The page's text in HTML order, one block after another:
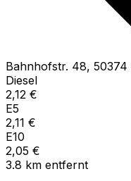
Bahnhofstr. 48, 50374
Diesel
2,12 €
E5
2,11 €
E10
2,05 €
3.8 km entfernt